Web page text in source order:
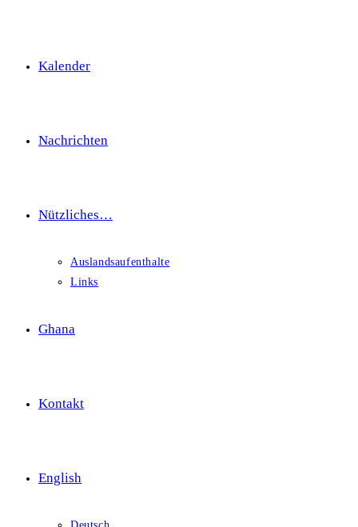
Kalender
Nachrichten
Nützliches…
Auslandsaufenthalte
Links
Ghana
Kontakt
English